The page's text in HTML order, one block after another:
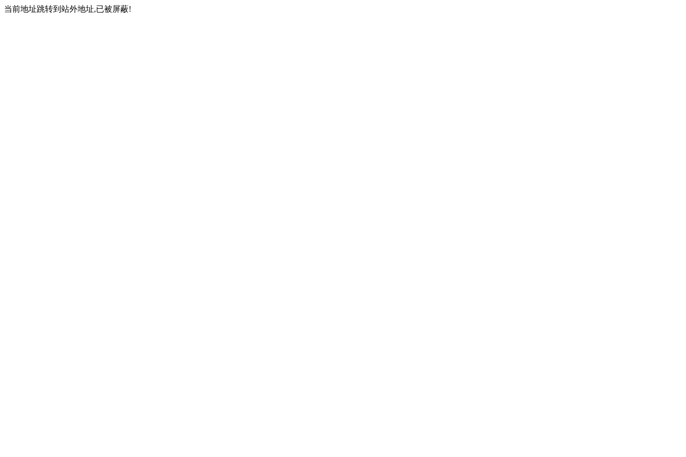
当前地址跳转到站外地址,已被屏蔽!